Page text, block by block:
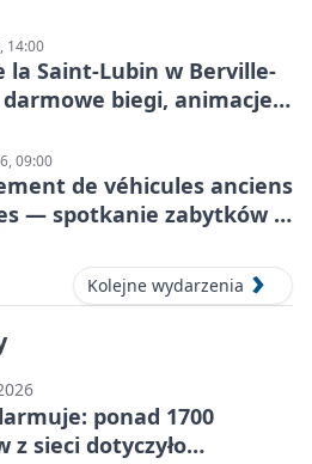
14:00
la Saint-Lubin w Berville-
biegi, animacje i
09:00
de véhicules anciens
— spotkanie zabytków i
Kolejne wydarzenia
ponad 1700
z sieci dotyczyło